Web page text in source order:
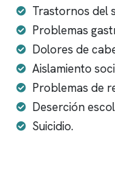
Trastornos del
Problemas
Dolores de
Aislamiento
Problemas de
Deserción
Suicidio.